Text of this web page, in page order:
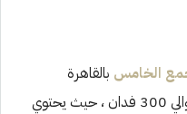
الخامس بالقاهرة
الجديدة على إجمالي مساحة تقدر بحوالي 300 فدان ، حيث يحتوي